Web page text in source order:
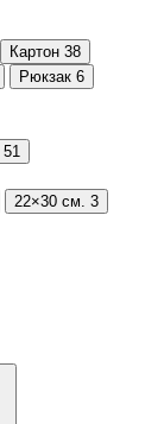
Картон 38
Рюкзак 6
51
22×30 см. 3